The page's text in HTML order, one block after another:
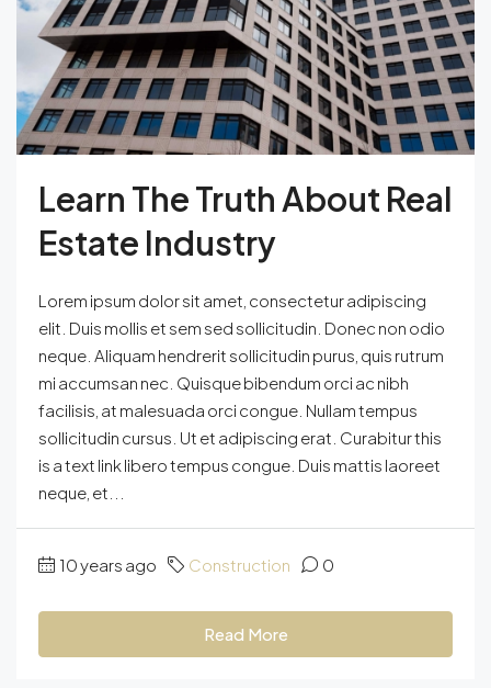
Learn The Truth About Real
Estate Industry
Lorem ipsum dolor sit amet, consectetur adipiscing
elit. Duis mollis et sem sed sollicitudin. Donec non odio
neque. Aliquam hendrerit sollicitudin purus, quis rutrum
mi accumsan nec. Quisque bibendum orci ac nibh
facilisis, at malesuada orci congue. Nullam tempus
sollicitudin cursus. Ut et adipiscing erat. Curabitur this
is a text link libero tempus congue. Duis mattis laoreet
neque, et...
10 years ago Construction 0
Read More